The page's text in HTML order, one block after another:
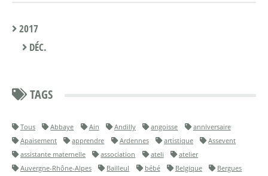
2017
DÉC.
TAGS
Tous Abbaye Ain Andilly angoisse
anniversaire
Apaisement
apprendre Ardennes artistique
Assevent
assistante maternelle
association ateli
atelier
Auvergne-Rhône-Alpes
Bailleul bébé Belgique
Bergues